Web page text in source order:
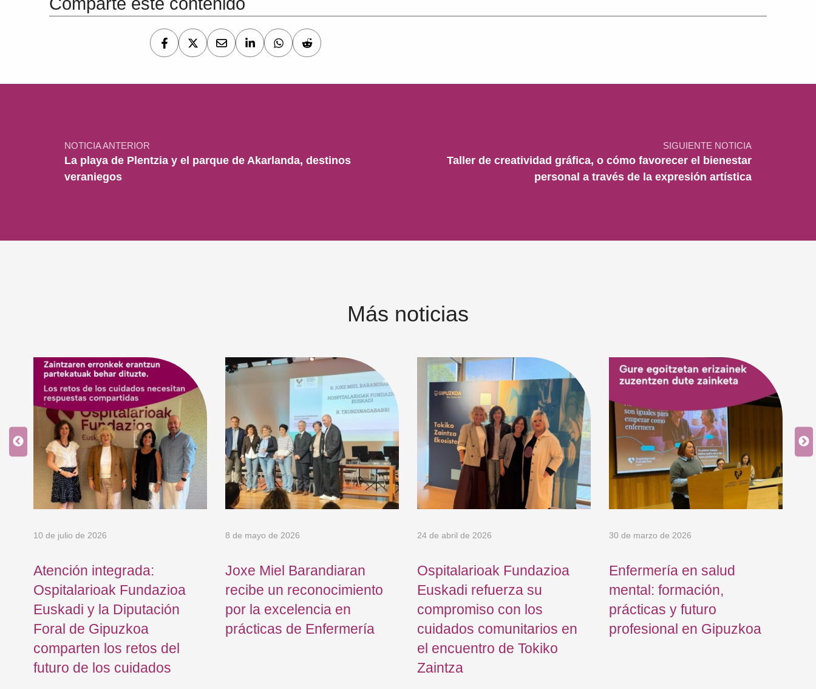
NOTICIA ANTERIOR
La playa de Plentzia y el parque de Akarlanda, destinos
veraniegos
SIGUIENTE NOTICIA
Taller de creatividad gráfica, o cómo favorecer el bienestar
personal a través de la expresión artística
Más noticias
10 de julio de 2026
Atención integrada:
Ospitalarioak Fundazioa
Euskadi y la Diputación
Foral de Gipuzkoa
comparten los retos del
futuro de los cuidados
8 de mayo de 2026
Joxe Miel Barandiaran
recibe un reconocimiento
por la excelencia en
prácticas de Enfermería
24 de abril de 2026
Ospitalarioak Fundazioa
Euskadi refuerza su
compromiso con los
cuidados comunitarios en
el encuentro de Tokiko
Zaintza
30 de marzo de 2026
Enfermería en salud
mental: formación,
prácticas y futuro
profesional en Gipuzkoa